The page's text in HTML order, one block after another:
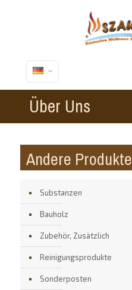
Über Uns
Andere Produkte
Substanzen
Bauholz
Zubehör, Zusätzlich
Reinigungsprodukte
Sonderposten